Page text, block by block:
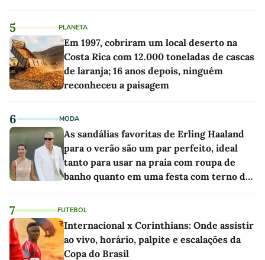
5 PLANETA
Em 1997, cobriram um local deserto na
Costa Rica com 12.000 toneladas de cascas
de laranja; 16 anos depois, ninguém
reconheceu a paisagem
6 MODA
As sandálias favoritas de Erling Haaland
para o verão são um par perfeito, ideal
tanto para usar na praia com roupa de
banho quanto em uma festa com terno de
7 FUTEBOL
Internacional x Corinthians: Onde assistir
ao vivo, horário, palpite e escalações da
Copa do Brasil